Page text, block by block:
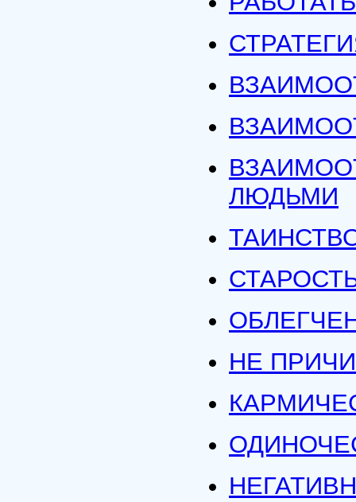
ЛЮДЬМИ
НЕ